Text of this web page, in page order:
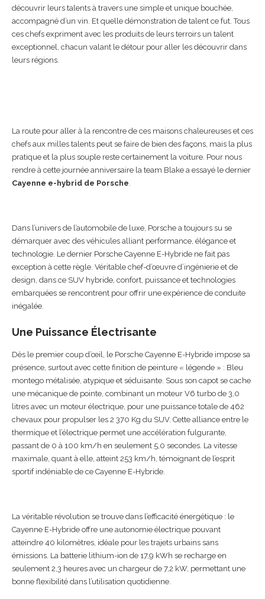
découvrir leurs talents à travers une simple et unique bouchée,
accompagné d’un vin. Et quelle démonstration de talent ce fut. Tous
ces chefs expriment avec les produits de leurs terroirs un talent
exceptionnel, chacun valant le détour pour aller les découvrir dans
leurs régions.
La route pour aller à la rencontre de ces maisons chaleureuses et ces
chefs aux milles talents peut se faire de bien des façons, mais la plus
pratique et la plus souple reste certainement la voiture. Pour nous
rendre à cette journée anniversaire la team Blake a essayé le dernier
Cayenne e-hybrid de Porsche
Dans l’univers de l’automobile de luxe, Porsche a toujours su se
démarquer avec des véhicules alliant performance, élégance et
technologie. Le dernier Porsche Cayenne E-Hybride ne fait pas
exception à cette règle. Véritable chef-d’œuvre d’ingénierie et de
design, dans ce SUV hybride, confort, puissance et technologies
embarquées se rencontrent pour offrir une expérience de conduite
inégalée.
Une Puissance Électrisante
Dès le premier coup d’œil, le Porsche Cayenne E-Hybride impose sa
présence, surtout avec cette finition de peinture « légende » : Bleu
montego métalisée, atypique et séduisante. Sous son capot se cache
une mécanique de pointe, combinant un moteur V6 turbo de 3,0
litres avec un moteur électrique, pour une puissance totale de 462
chevaux pour propulser les 2 370 Kg du SUV. Cette alliance entre le
thermique et l’électrique permet une accélération fulgurante,
passant de 0 à 100 km/h en seulement 5,0 secondes. La vitesse
maximale, quant à elle, atteint 253 km/h, témoignant de l’esprit
sportif indéniable de ce Cayenne E-Hybride.
La véritable révolution se trouve dans l’efficacité énergétique : le
Cayenne E-Hybride offre une autonomie électrique pouvant
atteindre 40 kilomètres, idéale pour les trajets urbains sans
émissions. La batterie lithium-ion de 17,9 kWh se recharge en
seulement 2,3 heures avec un chargeur de 7,2 kW, permettant une
bonne flexibilité dans l’utilisation quotidienne.